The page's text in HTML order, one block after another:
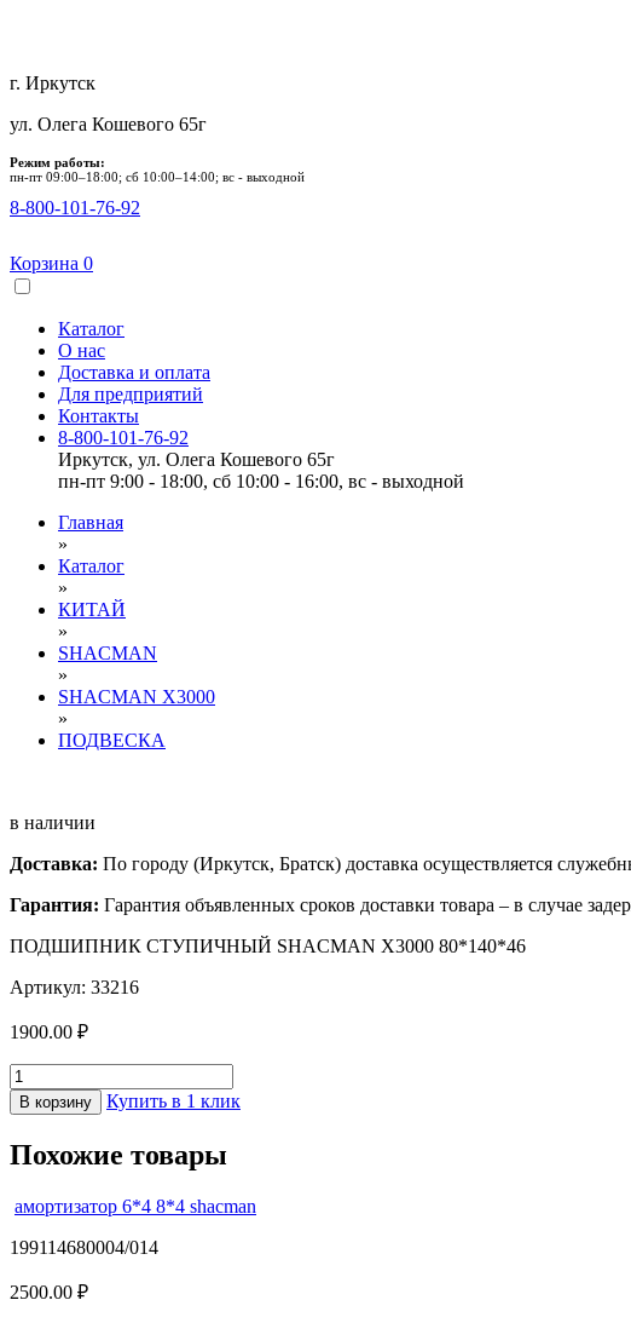
г. Иркутск
ул. Олега Кошевого 65г
Режим работы:
пн-пт 09:00–18:00; сб 10:00–14:00; вс - выходной
8-800-101-76-92
Корзина 0
Каталог
О нас
Доставка и оплата
Для предприятий
Контакты
8-800-101-76-92
Иркутск, ул. Олега Кошевого 65г
пн-пт 9:00 - 18:00, сб 10:00 - 16:00, вс - выходной
Главная
»
Каталог
»
КИТАЙ
»
SHACMAN
»
SHACMAN X3000
»
ПОДВЕСКА
в наличии
Доставка: По городу (Иркутск, Братск) доставка осуществляется
Гарантия: Гарантия объявленных сроков доставки товара – в случае
ПОДШИПНИК СТУПИЧНЫЙ SHACMAN X3000 80*140*46
Артикул: 33216
1900.00 ₽
В корзину Купить в 1 клик
Похожие товары
амортизатор 6*4 8*4 shacman
199114680004/014
2500.00 ₽